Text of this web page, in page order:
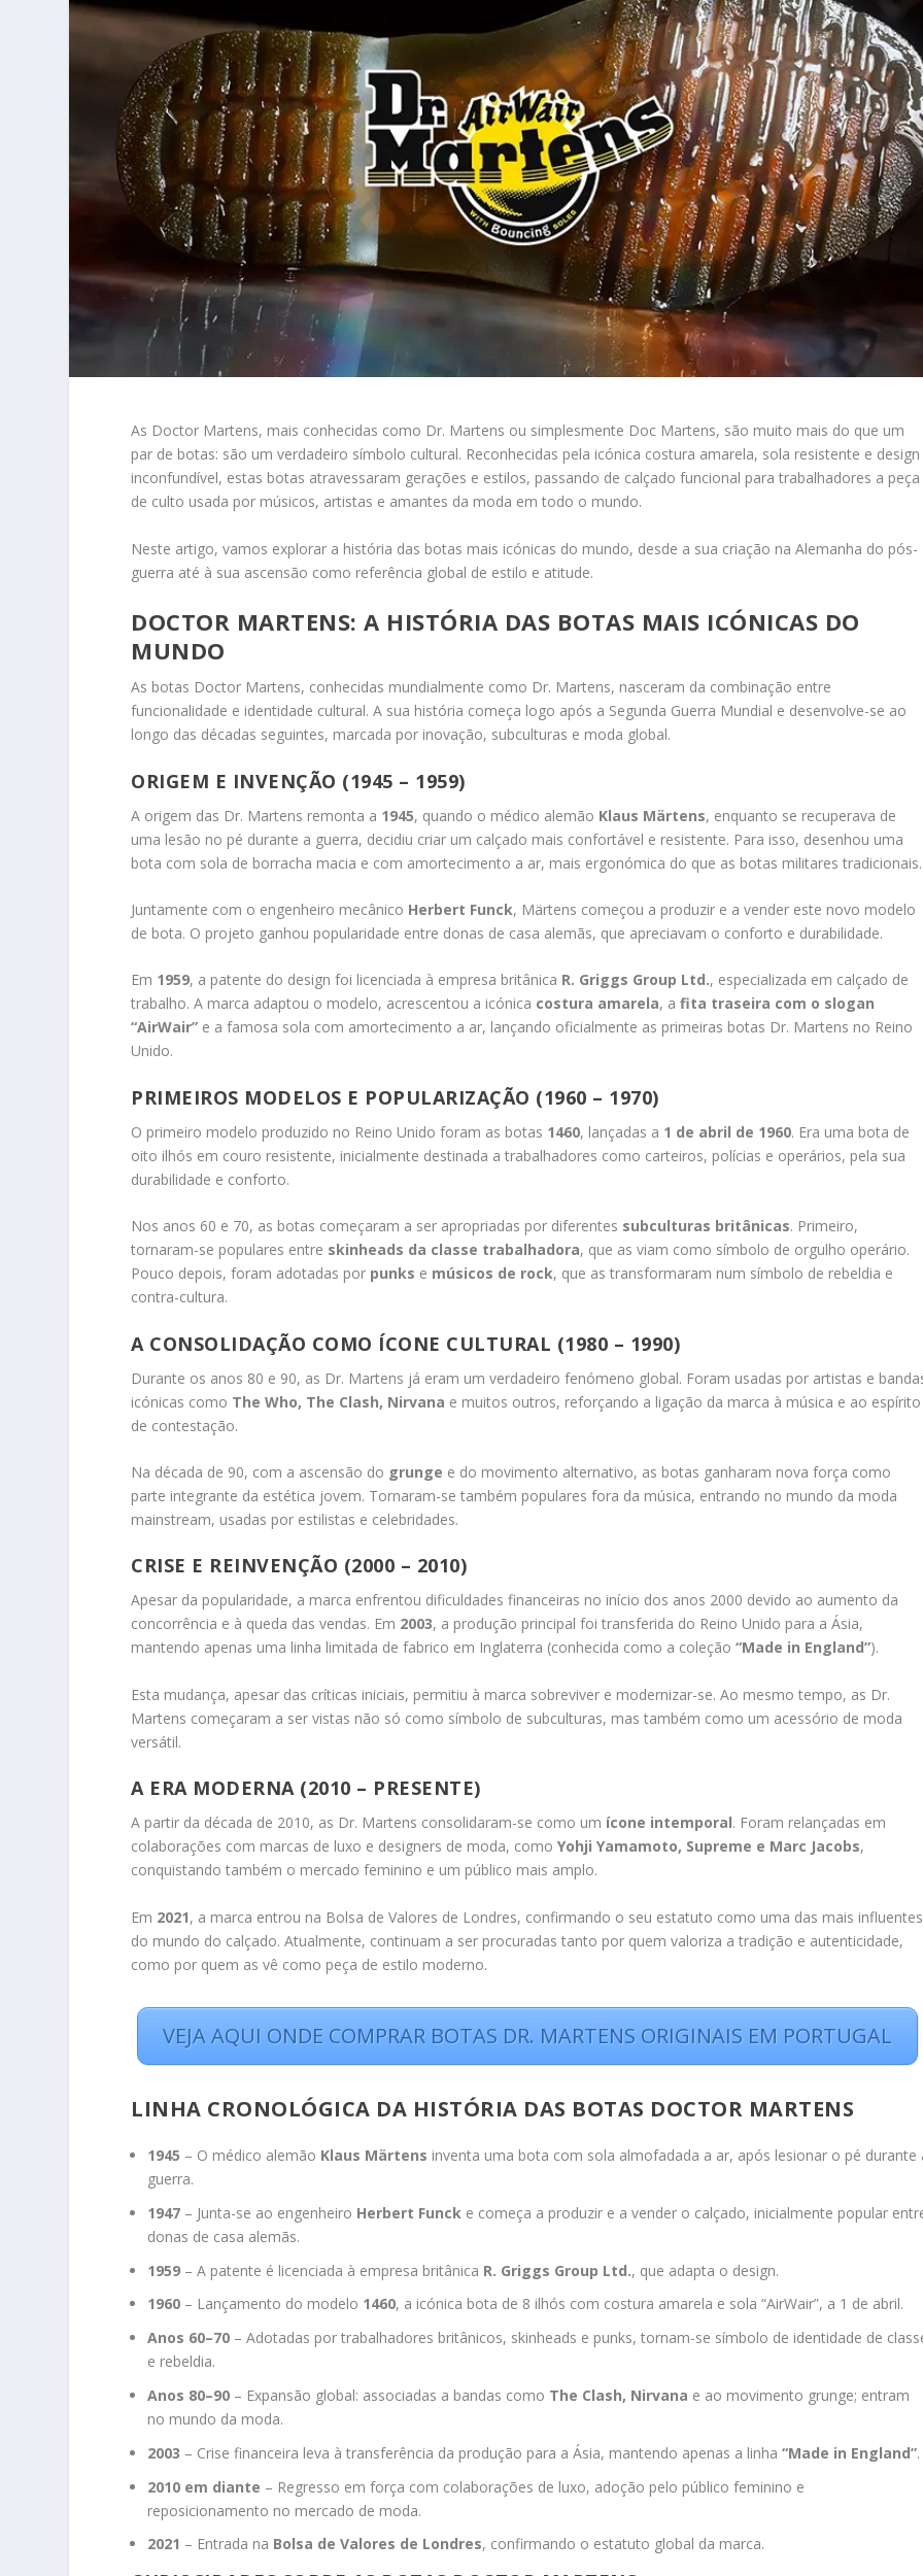
As Doctor Martens, mais conhecidas como Dr. Martens ou simplesmente Doc Martens, são muito mais do que um
par de botas: são um verdadeiro símbolo cultural. Reconhecidas pela icónica costura amarela, sola resistente e design
inconfundível, estas botas atravessaram gerações e estilos, passando de calçado funcional para trabalhadores a peça
de culto usada por músicos, artistas e amantes da moda em todo o mundo.
Neste artigo, vamos explorar a história das botas mais icónicas do mundo, desde a sua criação na Alemanha do pós-
guerra até à sua ascensão como referência global de estilo e atitude.
DOCTOR MARTENS: A HISTÓRIA DAS BOTAS MAIS ICÓNICAS DO
MUNDO
As botas Doctor Martens, conhecidas mundialmente como Dr. Martens, nasceram da combinação entre
funcionalidade e identidade cultural. A sua história começa logo após a Segunda Guerra Mundial e desenvolve-se ao
longo das décadas seguintes, marcada por inovação, subculturas e moda global.
ORIGEM E INVENÇÃO (1945 – 1959)
A origem das Dr. Martens remonta a 1945, quando o médico alemão Klaus Märtens, enquanto se recuperava de
uma lesão no pé durante a guerra, decidiu criar um calçado mais confortável e resistente. Para isso, desenhou uma
bota com sola de borracha macia e com amortecimento a ar, mais ergonómica do que as botas militares tradicionais.
Juntamente com o engenheiro mecânico Herbert Funck, Märtens começou a produzir e a vender este novo modelo
de bota. O projeto ganhou popularidade entre donas de casa alemãs, que apreciavam o conforto e durabilidade.
Em 1959, a patente do design foi licenciada à empresa britânica R. Griggs Group Ltd., especializada em calçado de
trabalho. A marca adaptou o modelo, acrescentou a icónica costura amarela, afita traseira com o slogan
“AirWair” e a famosa sola com amortecimento a ar, lançando oficialmente as primeiras botas Dr. Martens no Reino
Unido.
PRIMEIROS MODELOS E POPULARIZAÇÃO (1960 – 1970)
O primeiro modelo produzido no Reino Unido foram as botas 1460, lançadas a 1 de abril de 1960. Era uma bota de
oito ilhós em couro resistente, inicialmente destinada a trabalhadores como carteiros, polícias e operários, pela sua
durabilidade e conforto.
Nos anos 60 e 70, as botas começaram a ser apropriadas por diferentes subculturas britânicas. Primeiro,
tornaram-se populares entre skinheads da classe trabalhadora, que as viam como símbolo de orgulho operário.
Pouco depois, foram adotadas por punks e músicos de rock, que as transformaram num símbolo de rebeldia e
contra-cultura.
A CONSOLIDAÇÃO COMO ÍCONE CULTURAL (1980 – 1990)
Durante os anos 80 e 90, as Dr. Martens já eram um verdadeiro fenómeno global. Foram usadas por artistas e
icónicas como The Who, The Clash, Nirvana e muitos outros, reforçando a ligação da marca à música e ao espírito
de contestação.
Na década de 90, com a ascensão do grunge e do movimento alternativo, as botas ganharam nova força como
parte integrante da estética jovem. Tornaram-se também populares fora da música, entrando no mundo da moda
mainstream, usadas por estilistas e celebridades.
CRISE E REINVENÇÃO (2000 – 2010)
Apesar da popularidade, a marca enfrentou dificuldades financeiras no início dos anos 2000 devido ao aumento da
concorrência e à queda das vendas. Em 2003, a produção principal foi transferida do Reino Unido para a Ásia,
mantendo apenas uma linha limitada de fabrico em Inglaterra (conhecida como a coleção“Made in England”).
Esta mudança, apesar das críticas iniciais, permitiu à marca sobreviver e modernizar-se. Ao mesmo tempo, as Dr.
Martens começaram a ser vistas não só como símbolo de subculturas, mas também como um acessório de moda
versátil.
A ERA MODERNA (2010 – PRESENTE)
A partir da década de 2010, as Dr. Martens consolidaram-se como um ícone intemporal. Foram relançadas em
colaborações com marcas de luxo e designers de moda, comoYohji Yamamoto, Supreme e Marc Jacobs,
conquistando também o mercado feminino e um público mais amplo.
Em 2021, a marca entrou na Bolsa de Valores de Londres, confirmando o seu estatuto como uma das mais influentes
do mundo do calçado. Atualmente, continuam a ser procuradas tanto por quem valoriza a tradição e autenticidade,
como por quem as vê como peça de estilo moderno.
VEJA AQUI ONDE COMPRAR BOTAS DR. MARTENS ORIGINAIS EM PORTUGAL
LINHA CRONOLÓGICA DA HISTÓRIA DAS BOTAS DOCTOR MARTENS
1945 – O médico alemão Klaus Märtens inventa uma bota com sola almofadada a ar, após lesionar o pé durante
guerra.
1947 – Junta-se ao engenheiro Herbert Funck e começa a produzir e a vender o calçado, inicialmente popular
donas de casa alemãs.
1959 – A patente é licenciada à empresa britânica R. Griggs Group Ltd., que adapta o design.
1960 – Lançamento do modelo 1460, a icónica bota de 8 ilhós com costura amarela e sola “AirWair”, a 1 de abril.
Anos 60–70 – Adotadas por trabalhadores britânicos, skinheads e punks, tornam-se símbolo de identidade de
e rebeldia.
Anos 80–90 – Expansão global: associadas a bandas como The Clash, Nirvana e ao movimento grunge; entram
no mundo da moda.
2003 – Crise financeira leva à transferência da produção para a Ásia, mantendo apenas a linha“Made in England”.
2010 em diante – Regresso em força com colaborações de luxo, adoção pelo público feminino e
reposicionamento no mercado de moda.
2021 – Entrada na Bolsa de Valores de Londres, confirmando o estatuto global da marca.